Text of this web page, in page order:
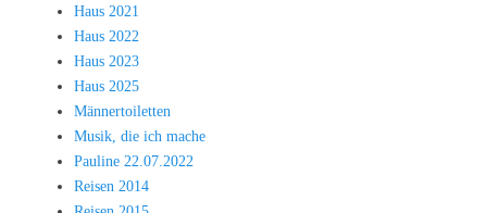
Haus 2021
Haus 2022
Haus 2023
Haus 2025
Männertoiletten
Musik, die ich mache
Pauline 22.07.2022
Reisen 2014